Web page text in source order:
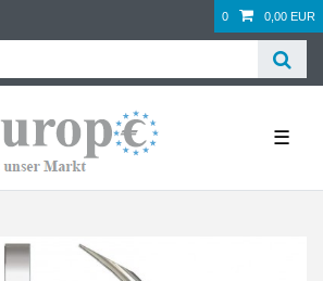
0 0,00 EUR
☰